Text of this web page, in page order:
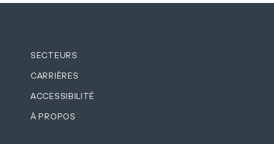
SECTEURS
CARRIÈRES
ACCESSIBILITÉ
À PROPOS